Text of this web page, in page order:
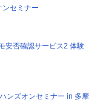
セミナー
安否確認サービス2 体験
ンズオンセミナー in 多摩